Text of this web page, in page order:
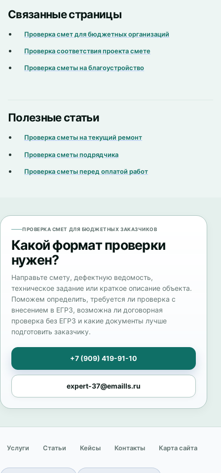
Связанные страницы
Проверка смет для бюджетных организаций
Проверка соответствия проекта смете
Проверка сметы на благоустройство
Полезные статьи
Проверка сметы на текущий ремонт
Проверка сметы подрядчика
Проверка сметы перед оплатой работ
ПРОВЕРКА СМЕТ ДЛЯ БЮДЖЕТНЫХ ЗАКАЗЧИКОВ
Какой формат проверки
нужен?
Направьте смету, дефектную ведомость,
техническое задание или краткое описание объекта.
Поможем определить, требуется ли проверка с
внесением в ЕГРЗ, возможна ли договорная
проверка без ЕГРЗ и какие документы лучше
подготовить заказчику.
+7 (909) 419-91-10
expert-37@emaills.ru
Услуги Статьи Кейсы Контакты Карта сайта